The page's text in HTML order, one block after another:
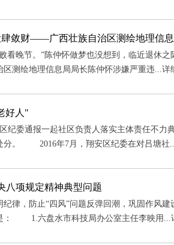
肆敛财——广西壮族自治区测绘地理信
晚节。”陈仲怀做梦也没想到，临近退休
测绘地理信息局局长陈仲怀涉嫌严重违...详
好人"
委通报一起社区负责人落实主体责任不力
分。 2016年7月，翔安区纪委在对吕塘社
八项规定精神典型问题
，防止“四风”问题反弹回潮，巩固作风建
： 1.六盘水市科技局办公室主任李映用...